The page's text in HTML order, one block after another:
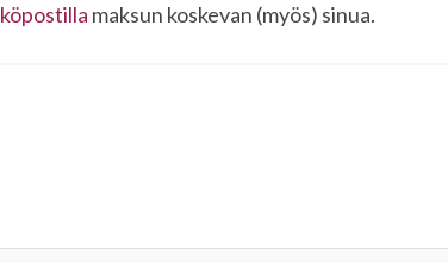
maksun koskevan (myös) sinua.